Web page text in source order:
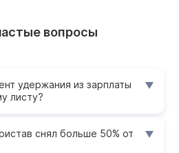
вопросы
удержания из зарплаты
листу?
снял больше 50% от